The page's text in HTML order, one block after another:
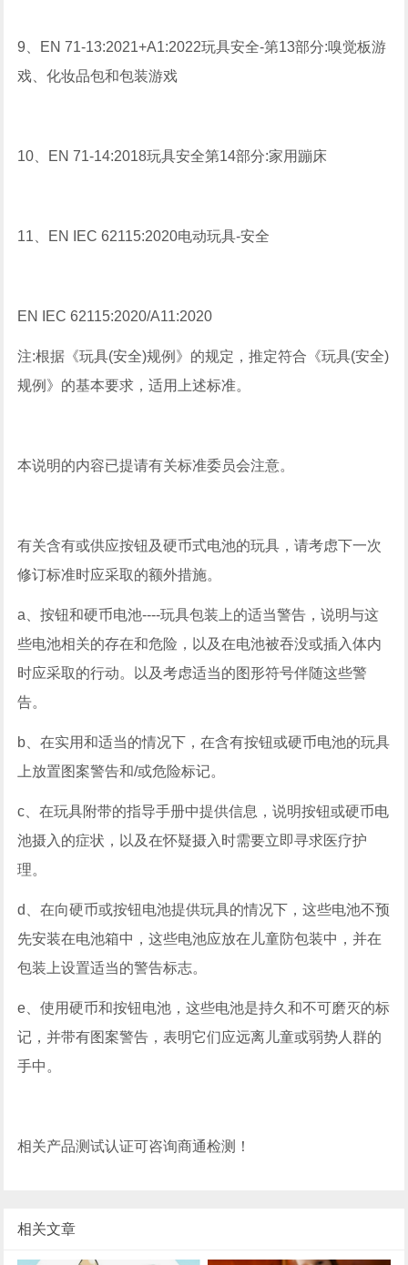
9、EN 71-13:2021+A1:2022玩具安全-第13部分:嗅觉板游
戏、化妆品包和包装游戏
10、EN 71-14:2018玩具安全第14部分:家用蹦床
11、EN IEC 62115:2020电动玩具-安全
EN IEC 62115:2020/A11:2020
注:根据《玩具(安全)规例》的规定，推定符合《玩具(安全)
规例》的基本要求，适用上述标准。
本说明的内容已提请有关标准委员会注意。
有关含有或供应按钮及硬币式电池的玩具，请考虑下一次
修订标准时应采取的额外措施。
a、按钮和硬币电池----玩具包装上的适当警告，说明与这
些电池相关的存在和危险，以及在电池被吞没或插入体内
时应采取的行动。以及考虑适当的图形符号伴随这些警
告。
b、在实用和适当的情况下，在含有按钮或硬币电池的玩具
上放置图案警告和/或危险标记。
c、在玩具附带的指导手册中提供信息，说明按钮或硬币电
池摄入的症状，以及在怀疑摄入时需要立即寻求医疗护
理。
d、在向硬币或按钮电池提供玩具的情况下，这些电池不预
先安装在电池箱中，这些电池应放在儿童防包装中，并在
包装上设置适当的警告标志。
e、使用硬币和按钮电池，这些电池是持久和不可磨灭的标
记，并带有图案警告，表明它们应远离儿童或弱势人群的
手中。
相关产品测试认证可咨询商通检测！
相关文章